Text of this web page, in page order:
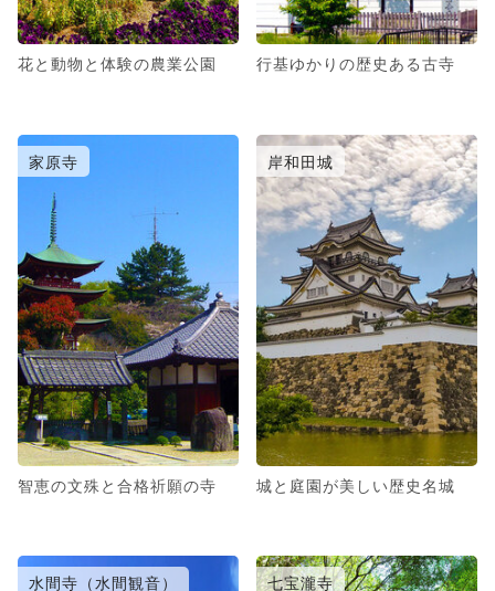
花と動物と体験の農業公園 行基ゆかりの歴史ある古寺
家原寺
智恵の文殊と合格祈願の寺
岸和田城
城と庭園が美しい歴史名城
水間寺（水間観音） 七宝瀧寺